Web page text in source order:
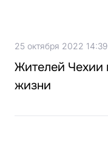
25 октября 2022 14:39
Жителей Чехии
жизни